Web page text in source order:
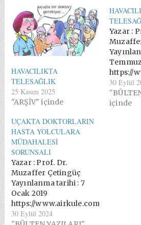
HAVACILIKTA
TELESAĞLIK
25 Kasım 2025
"ARŞİV" içinde
Yazar :
https://
hasta
30 Eylül
içinde
UÇAKTA DOKTORLARIN
HASTA YOLCULARA
MÜDAHALESİ
SORUNSALI
Yazar : Prof. Dr.
Muzaffer Çetingüç
Yayınlanma tarihi : 7
Ocak 2019
https://www.airkule.com/yazar/
DOKTORLARIN-
30 Eylül 2024